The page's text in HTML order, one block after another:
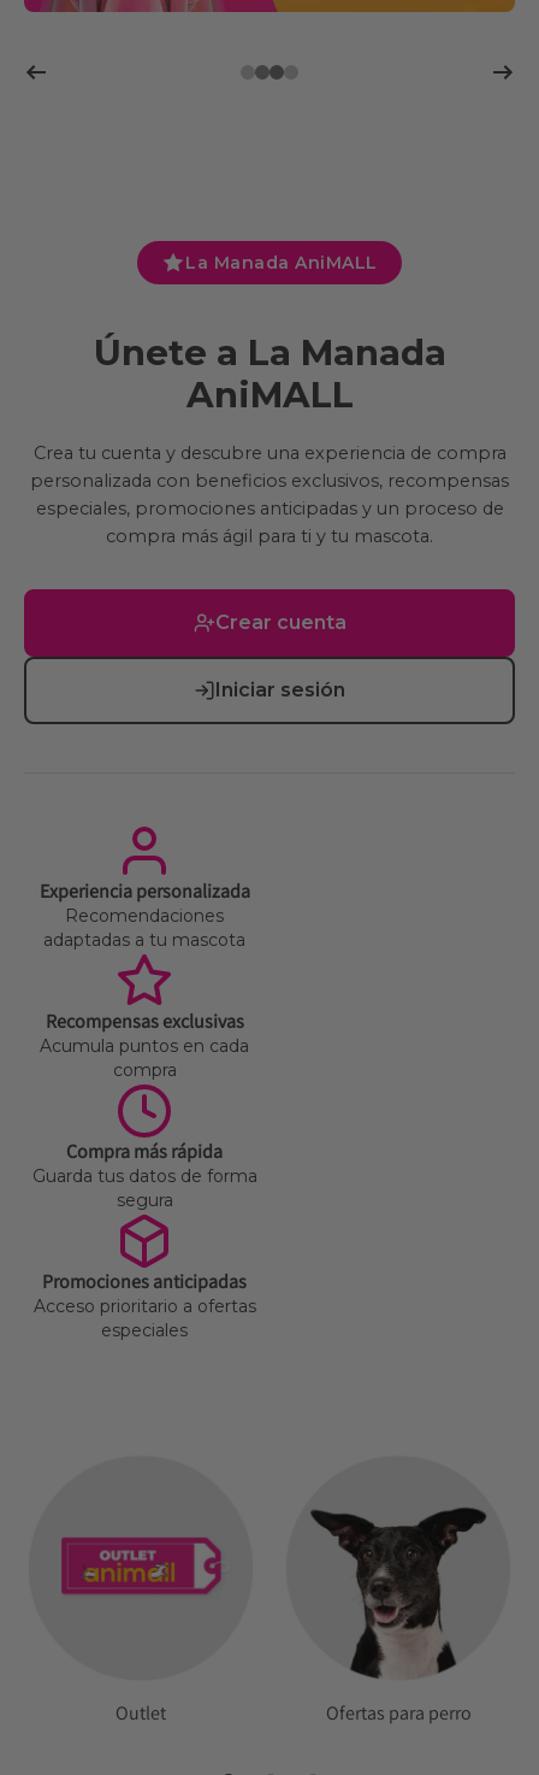
La Manada AniMALL
Únete a La Manada
AniMALL
Crea tu cuenta y descubre una experiencia de compra
personalizada con beneficios exclusivos, recompensas
especiales, promociones anticipadas y un proceso de
compra más ágil para ti y tu mascota.
Crear cuenta
Iniciar sesión
Experiencia personalizada
Recomendaciones
adaptadas a tu mascota
Recompensas exclusivas
Acumula puntos en cada
compra
Compra más rápida
Guarda tus datos de forma
segura
Promociones anticipadas
Acceso prioritario a ofertas
especiales
Outlet Ofertas para perro